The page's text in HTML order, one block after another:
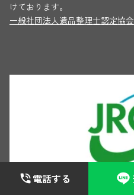
電話する
けております。
一般社団法人遺品整理士認定協